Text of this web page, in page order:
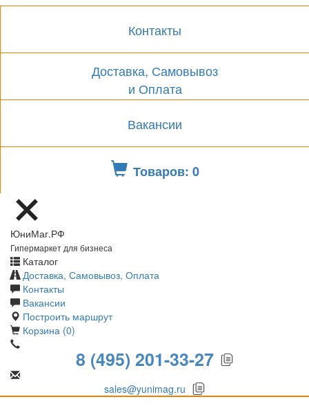
Контакты
Доставка, Самовывоз
и Оплата
Вакансии
Товаров: 0
ЮниМаг.РФ
Гипермаркет для бизнеса
Каталог
Доставка, Самовывоз, Оплата
Контакты
Вакансии
Построить маршрут
Корзина (0)
8 (495) 201-33-27
sales@yunimag.ru